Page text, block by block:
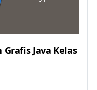
Java Kelas